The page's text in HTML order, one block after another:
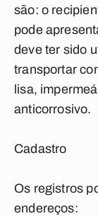
são: o
pode
deve ter sido
transportar
lisa,
anticorrosivo.
Cadastro
Os registros
endereços: